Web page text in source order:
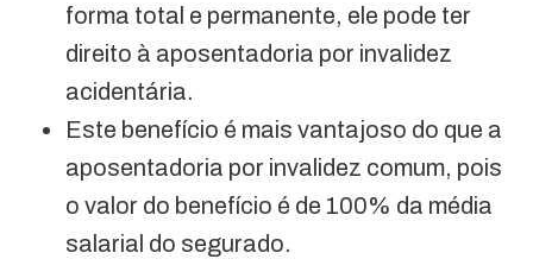
forma total e permanente, ele pode ter
direito à aposentadoria por invalidez
acidentária.
Este benefício é mais vantajoso do que a
aposentadoria por invalidez comum, pois
o valor do benefício é de 100% da média
salarial do segurado.